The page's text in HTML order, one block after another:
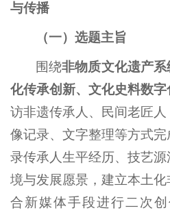
与传播
（一）选题主旨
围绕非物质文化遗产
化传承创新、文化史料数字
访非遗传承人、民间老匠
像记录、文字整理等方式完
录传承人生平经历、技艺
境与发展愿景，建立本土
合新媒体手段进行二次